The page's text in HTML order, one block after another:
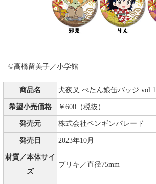
©高橋留美子／小学館
商品名 犬夜叉 ぺたん娘缶バッジ vol.1
希望小売価格 ￥600（税抜）
発売元 株式会社ペンギンパレード
発売日 2023年10月
材質／本体サイ
ズ
ブリキ／直径75mm